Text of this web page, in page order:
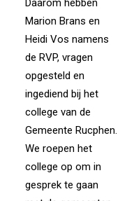
Daarom hebben
Marion Brans en
Heidi Vos namens
de RVP, vragen
opgesteld en
ingediend bij het
college van de
Gemeente Rucphen.
We roepen het
college op om in
gesprek te gaan